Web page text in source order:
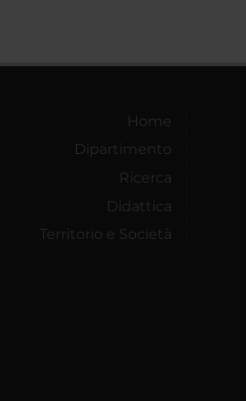
Home
Dipartimento
Ricerca
Didattica
Territorio e Società